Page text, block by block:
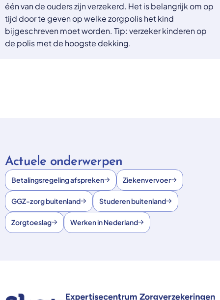
één van de ouders zijn verzekerd. Het is belangrijk om op
tijd door te geven op welke zorgpolis het kind
bijgeschreven moet worden. Tip: verzeker kinderen op
de polis met de hoogste dekking.
Actuele onderwerpen
Betalingsregeling afspreken Ziekenvervoer
GGZ-zorg buitenland Studeren buitenland
Zorgtoeslag Werken in Nederland